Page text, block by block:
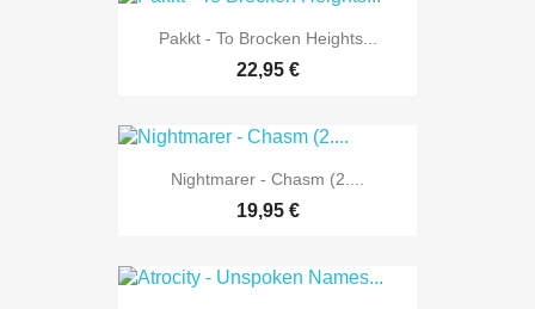
Pakkt - To Brocken Heights...
22,95 €
Nightmarer - Chasm (2....
19,95 €